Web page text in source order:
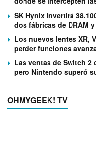
SK Hynix invertirá
dos fábricas de DRAM y
Los nuevos lentes XR,
perder funciones
Las ventas de Switch 2
pero Nintendo superó
OHMYGEEK! TV